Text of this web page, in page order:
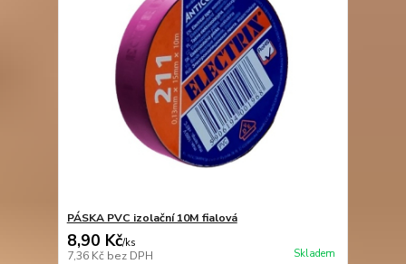
PÁSKA PVC izolační 10M fialová
8,90 Kč/ks
7,36 Kč bez DPH Skladem